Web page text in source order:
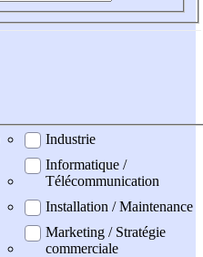
Industrie
Informatique /
Télécommunication
Installation / Maintenance
Marketing / Stratégie
commerciale